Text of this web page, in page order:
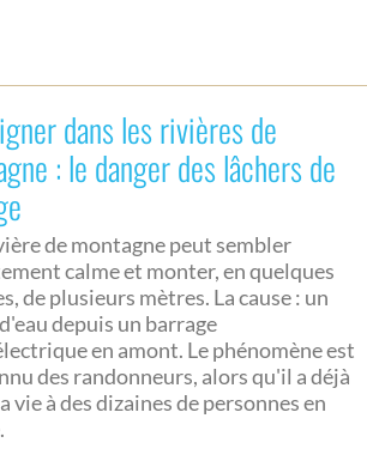
dans les rivières de
: le danger des lâchers de
de montagne peut sembler
calme et monter, en quelques
de plusieurs mètres. La cause : un
depuis un barrage
en amont. Le phénomène est
des randonneurs, alors qu'il a déjà
vie à des dizaines de personnes en